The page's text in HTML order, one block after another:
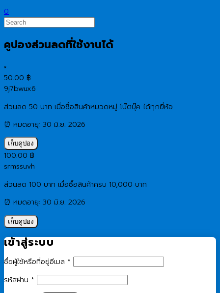
0
คูปองส่วนลดที่ใช้งานได้
×
50.00 ฿
9j7bwux6
ส่วนลด 50 บาท เมื่อซื้อสินค้าหมวดหมู่ โน๊ตบุ๊ค ได้ทุกยี่ห้อ
⏰ หมดอายุ: 30 มิ.ย. 2026
เก็บคูปอง
100.00 ฿
srmssuvh
ส่วนลด 100 บาท เมื่อซื้อสินค้าครบ 10,000 บาท
⏰ หมดอายุ: 30 มิ.ย. 2026
เก็บคูปอง
เข้าสู่ระบบ
ชื่อผู้ใช้หรือที่อยู่อีเมล *
รหัสผ่าน *